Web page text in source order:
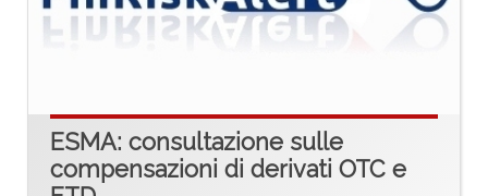
ESMA: consultazione sulle
compensazioni di derivati OTC e